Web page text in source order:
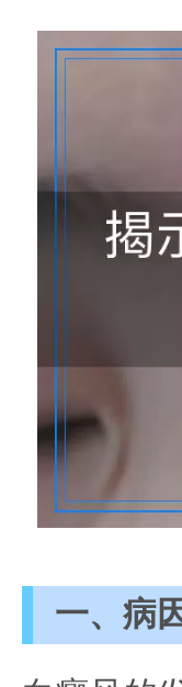
一、病